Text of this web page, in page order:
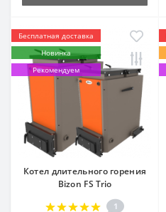
Бесплатная доставка
Новинка
Рекомендуем
Котел длительного горения
Bizon FS Trio
1